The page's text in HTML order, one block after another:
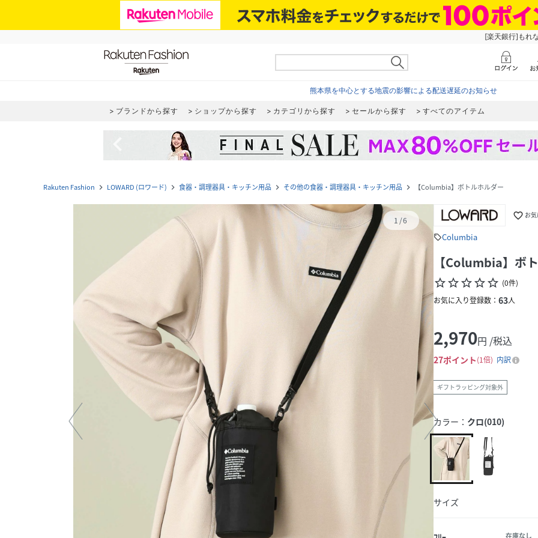
[楽天銀行]もれ
熊本県を中心とする地震の影響による配送遅延のお知らせ
ブランドから探す ショップから探す カテゴリから探す セールから探す すべてのアイテム
Rakuten Fashion navigate_next LOWARD (ロワード) navigate_next 食器・調理器具・キッチン用品 navigate_next その他の食器・調理器具・キッチン用品 navigate_next 【Columbia】ボトルホルダー
1 /6 favorite_border お
sellColumbia
【Columbia】ボ
star_borderstar_borderstar_borderstar_borderstar_border (0件)
お気に入り登録数： 63人
2,970円 /税込
27ポイント 1倍 内訳
ギフトラッピング対象外
カラー： クロ(010)
サイズ